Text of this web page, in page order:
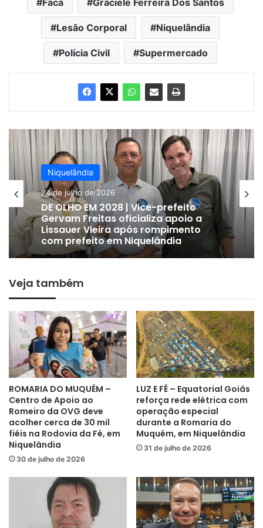
Faca Graciele Ferreira Dos Santos
Lesão Corporal Niquelândia
Polícia Civil Supermercado
Niquelândia
24 de julho de 2026
DE OLHO EM 2028 | Vice-prefeito
Gervam Freitas oficializa apoio a
Lissauer Vieira após rompimento
com prefeito em Niquelândia
Veja também
ROMARIA DO MUQUÉM –
Centro de Apoio ao
Romeiro da OVG deve
acolher cerca de 30 mil
fiéis na Rodovia da Fé, em
Niquelândia
30 de julho de 2026
LUZ E FÉ – Equatorial Goiás
reforça rede elétrica com
operação especial
durante a Romaria do
Muquém, em Niquelândia
31 de julho de 2026